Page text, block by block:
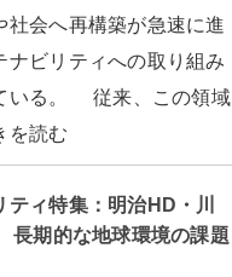
社会へ再構築が急速に進
ナビリティへの取り組み
いる。 従来、この領域
を読む
ティ特集：明治HD・川
期的な地球環境の課題